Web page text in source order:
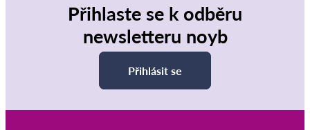
Přihlaste se k odběru
newsletteru noyb
Přihlásit se